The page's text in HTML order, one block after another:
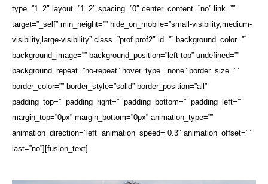
type=”1_2″ layout=”1_2″ spacing=”0″ center_content=”no” link=””
target=”_self” min_height=”” hide_on_mobile=”small-visibility,medium-
visibility,large-visibility” class=”prof prof2″ id=”” background_color=””
background_image=”” background_position=”left top” undefined=””
background_repeat=”no-repeat” hover_type=”none” border_size=””
border_color=”” border_style=”solid” border_position=”all”
padding_top=”” padding_right=”” padding_bottom=”” padding_left=””
margin_top=”0px” margin_bottom=”0px” animation_type=””
animation_direction=”left” animation_speed=”0.3″ animation_offset=””
last=”no”][fusion_text]